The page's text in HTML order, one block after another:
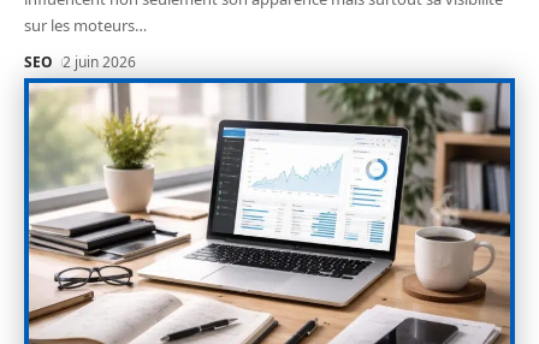
sur les moteurs…
SEO 2 juin 2026